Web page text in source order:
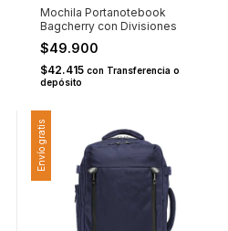
Mochila Portanotebook
Bagcherry con Divisiones
$49.900
$42.415 con Transferencia o
depósito
Envío gratis